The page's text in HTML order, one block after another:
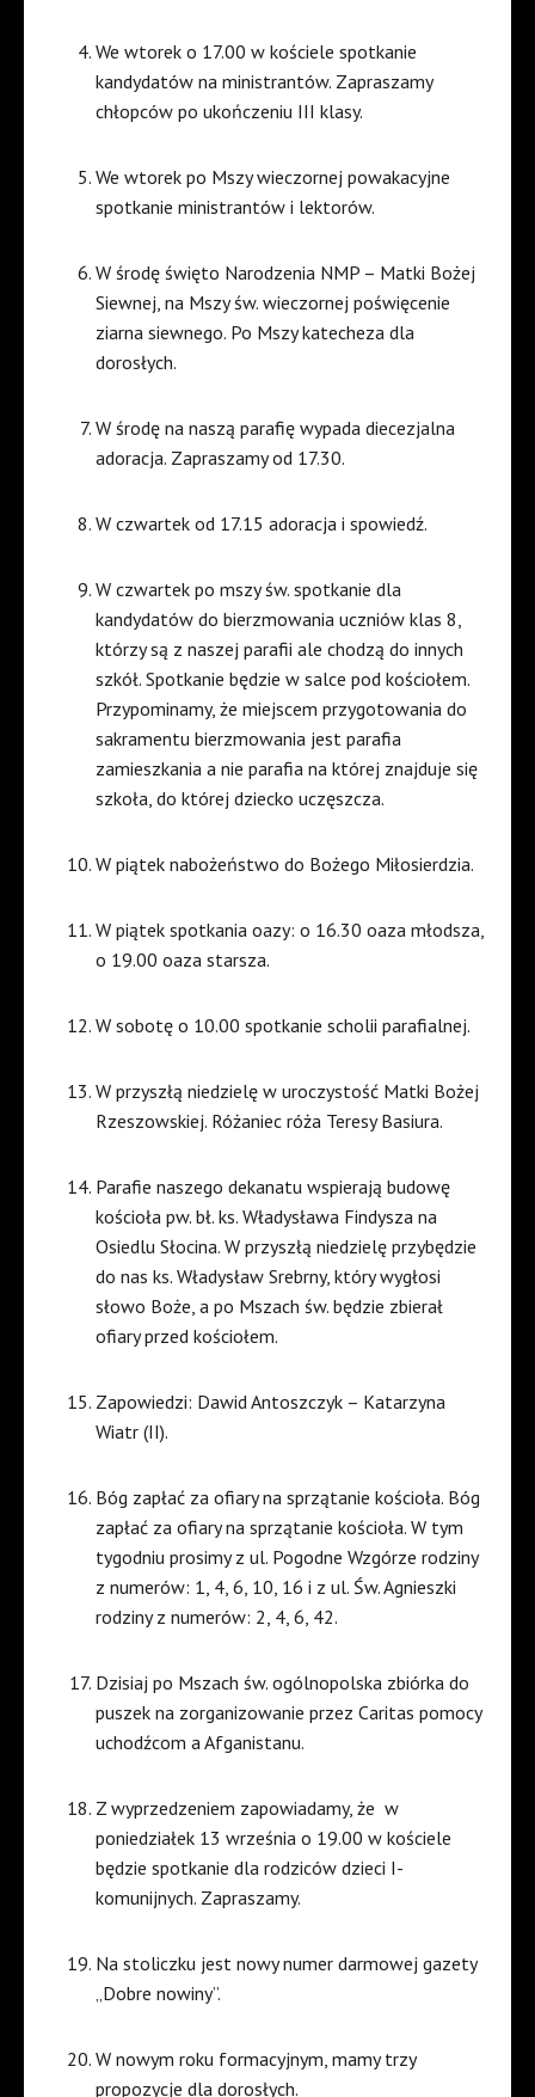
We wtorek o 17.00 w kościele spotkanie
kandydatów na ministrantów. Zapraszamy
chłopców po ukończeniu III klasy.
We wtorek po Mszy wieczornej powakacyjne
spotkanie ministrantów i lektorów.
W środę święto Narodzenia NMP – Matki Bożej
Siewnej, na Mszy św. wieczornej poświęcenie
ziarna siewnego. Po Mszy katecheza dla
dorosłych.
W środę na naszą parafię wypada diecezjalna
adoracja. Zapraszamy od 17.30.
W czwartek od 17.15 adoracja i spowiedź.
W czwartek po mszy św. spotkanie dla
kandydatów do bierzmowania uczniów klas 8,
którzy są z naszej parafii ale chodzą do innych
szkół. Spotkanie będzie w salce pod kościołem.
Przypominamy, że miejscem przygotowania do
sakramentu bierzmowania jest parafia
zamieszkania a nie parafia na której znajduje się
szkoła, do której dziecko uczęszcza.
W piątek nabożeństwo do Bożego Miłosierdzia.
W piątek spotkania oazy: o 16.30 oaza młodsza,
o 19.00 oaza starsza.
W sobotę o 10.00 spotkanie scholii parafialnej.
W przyszłą niedzielę w uroczystość Matki Bożej
Rzeszowskiej. Różaniec róża Teresy Basiura.
Parafie naszego dekanatu wspierają budowę
kościoła pw. bł. ks. Władysława Findysza na
Osiedlu Słocina. W przyszłą niedzielę przybędzie
do nas ks. Władysław Srebrny, który wygłosi
słowo Boże, a po Mszach św. będzie zbierał
ofiary przed kościołem.
Zapowiedzi: Dawid Antoszczyk – Katarzyna
Wiatr (II).
Bóg zapłać za ofiary na sprzątanie kościoła. Bóg
zapłać za ofiary na sprzątanie kościoła. W tym
tygodniu prosimy z ul. Pogodne Wzgórze rodziny
z numerów: 1, 4, 6, 10, 16 i z ul. Św. Agnieszki
rodziny z numerów: 2, 4, 6, 42.
Dzisiaj po Mszach św. ogólnopolska zbiórka do
puszek na zorganizowanie przez Caritas pomocy
uchodźcom a Afganistanu.
Z wyprzedzeniem zapowiadamy, że w
poniedziałek 13 września o 19.00 w kościele
będzie spotkanie dla rodziców dzieci I-
komunijnych. Zapraszamy.
Na stoliczku jest nowy numer darmowej gazety
„Dobre nowiny”.
W nowym roku formacyjnym, mamy trzy
propozycje dla dorosłych.